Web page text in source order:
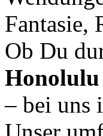
Fantasie,
Ob Du
Honolulu
– bei uns